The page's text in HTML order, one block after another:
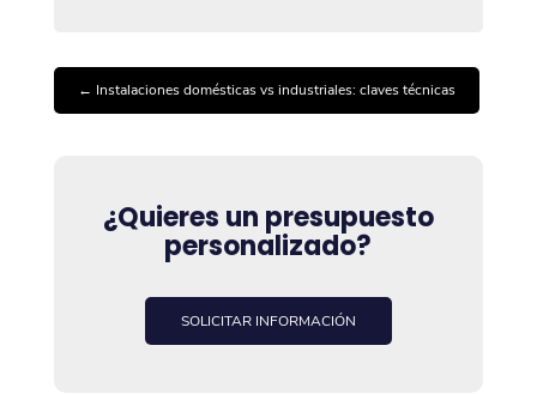
← Instalaciones domésticas vs industriales: claves técnicas
¿Quieres un presupuesto
personalizado?
SOLICITAR INFORMACIÓN